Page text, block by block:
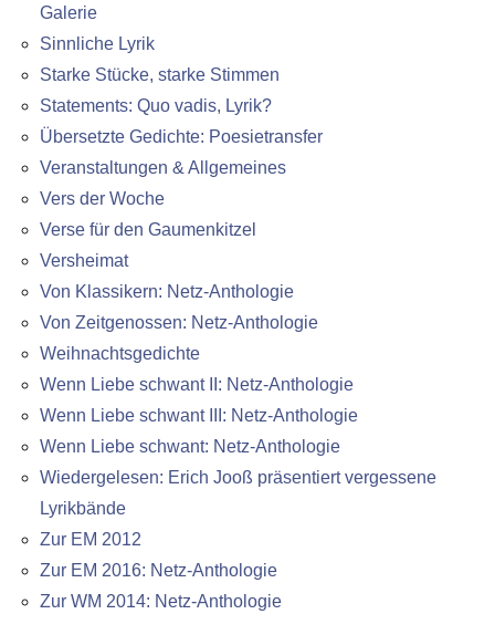
Galerie
Sinnliche Lyrik
Starke Stücke, starke Stimmen
Statements: Quo vadis, Lyrik?
Übersetzte Gedichte: Poesietransfer
Veranstaltungen & Allgemeines
Vers der Woche
Verse für den Gaumenkitzel
Versheimat
Von Klassikern: Netz-Anthologie
Von Zeitgenossen: Netz-Anthologie
Weihnachtsgedichte
Wenn Liebe schwant II: Netz-Anthologie
Wenn Liebe schwant III: Netz-Anthologie
Wenn Liebe schwant: Netz-Anthologie
Wiedergelesen: Erich Jooß präsentiert vergessene
Lyrikbände
Zur EM 2012
Zur EM 2016: Netz-Anthologie
Zur WM 2014: Netz-Anthologie